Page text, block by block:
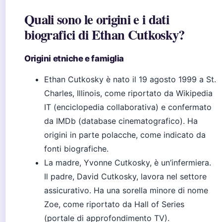
Quali sono le origini e i dati
biografici di Ethan Cutkosky?
Origini etniche e famiglia
Ethan Cutkosky è nato il 19 agosto 1999 a St.
Charles, Illinois, come riportato da Wikipedia
IT (enciclopedia collaborativa) e confermato
da IMDb (database cinematografico). Ha
origini in parte polacche, come indicato da
fonti biografiche.
La madre, Yvonne Cutkosky, è un’infermiera.
Il padre, David Cutkosky, lavora nel settore
assicurativo. Ha una sorella minore di nome
Zoe, come riportato da Hall of Series
(portale di approfondimento TV).